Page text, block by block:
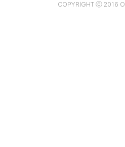
COPYRIGHT ⓒ 2016